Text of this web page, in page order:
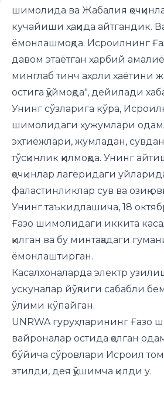
шимолида ва Жабалия
кучайиши ҳақида айтгандик.
ёмонлашмоқда. Исроилнинг
давом этаётган ҳарбий
минглаб тинч аҳоли ҳаётини
остига қўймоқда", дейилади
Унинг сўзларига кўра,
шимолидаги ҳужумлари
эҳтиёжлари, жумладан,
тўсқинлик қилмоқда. Унинг
қочқинлар лагеридаги
фаластинликлар сув ва озиқ-
Унинг таъкидлашича, 18
Ғазо шимолидаги иккита
қилган ва бу минтақадаги
ёмонлаштирган.
Касалхоналарда электр
ускуналар йўқлиги сабабли
ўлими кўпайган.
UNRWA гуруҳларининг Ғазо
вайроналар остида қолган
бўйича сўровлари Исроил
этилди, дея қўшимча қилди у.